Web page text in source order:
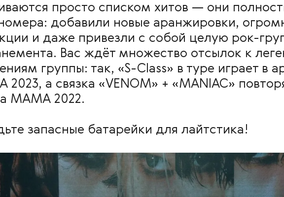
просто списком хитов — они
добавили новые аранжировки,
и даже привезли с собой целую рок-
Вас ждёт множество отсылок к
группы: так, «S-Class» в туре играет в
2023, а связка «VENOM» + «MANIAC»
MAMA 2022.
запасные батарейки для лайтстика!